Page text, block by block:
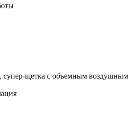
супер-щетка с объемным воздушным